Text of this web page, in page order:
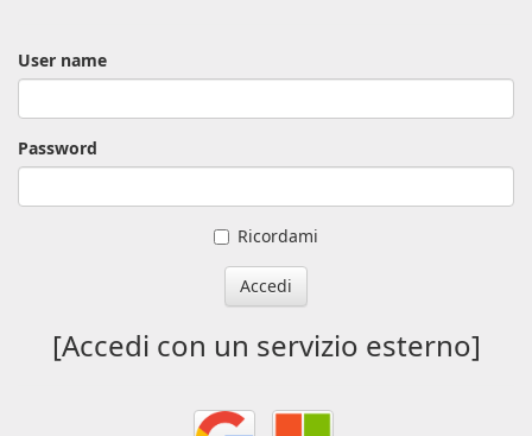
User name
Password
Ricordami
Accedi
[Accedi con un servizio esterno]